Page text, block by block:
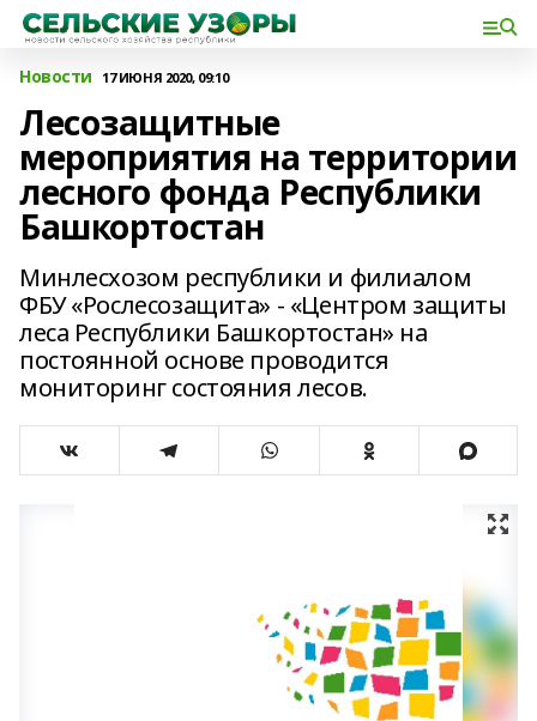
Новости 17 ИЮНЯ 2020, 09:10
Лесозащитные
мероприятия на территории
лесного фонда Республики
Башкортостан
Минлесхозом республики и филиалом
ФБУ «Рослесозащита» - «Центром защиты
леса Республики Башкортостан» на
постоянной основе проводится
мониторинг состояния лесов.